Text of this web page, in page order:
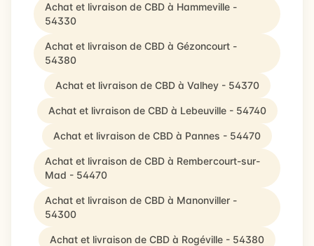
Achat et livraison de CBD à Hammeville -
54330
Achat et livraison de CBD à Gézoncourt -
54380
Achat et livraison de CBD à Valhey - 54370
Achat et livraison de CBD à Lebeuville - 54740
Achat et livraison de CBD à Pannes - 54470
Achat et livraison de CBD à Rembercourt-sur-
Mad - 54470
Achat et livraison de CBD à Manonviller -
54300
Achat et livraison de CBD à Rogéville - 54380